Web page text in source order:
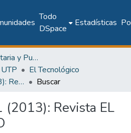
Todo
DSpace
Estadísticas
Editorial Universitaria y Publicaciones Seriadas
El Tecnológico
Vol. 23, Núm. 1 (2013): Revista EL TECNOLÓGICO
Buscar
(2013): Revista EL